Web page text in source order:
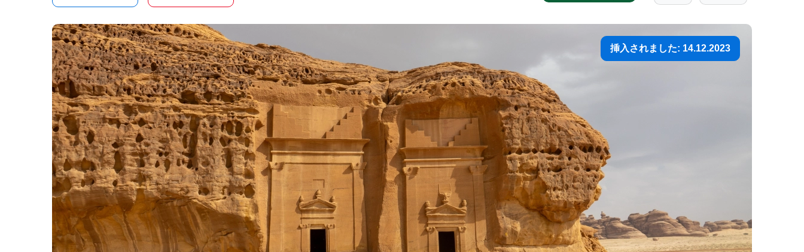
挿入されました: 14.12.2023